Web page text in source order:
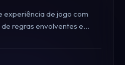
experiência de jogo com
regras envolventes e